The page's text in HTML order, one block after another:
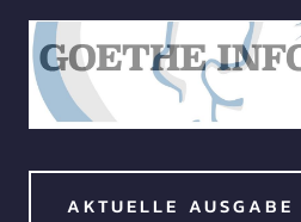
AKTUELLE AUSGABE